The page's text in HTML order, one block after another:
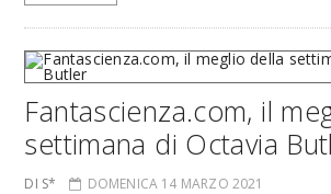
Fantascienza.com, il
settimana di Octavia
DI S* DOMENICA 14 MARZO 2021